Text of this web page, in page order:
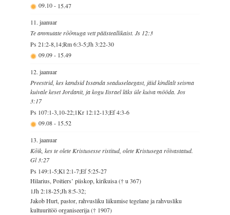
09.10- 15.47
11. jaanuar
Te ammutate rõõmuga vett päästeallikaist. Js 12:3
Ps 21:2-8,14;Rm 6:3-5;Jh 3:22-30
09.09- 15.49
12. jaanuar
Preestrid, kes kandsid Issanda seaduselaegast, jäid kindlalt seisma
kuivale keset Jordanit, ja kogu Iisrael läks üle kuiva mööda. Jos
3:17
Ps 107:1-3,10-22;1Kr 12:12-13;Ef 4:3-6
09.08- 15.52
13. jaanuar
Kõik, kes te olete Kristusesse ristitud, olete Kristusega rõivastatud.
Gl 3:27
Ps 149:1-5;Kl 2:1-7;Ef 5:25-27
Hilarius, Poitiers’ piiskop, kirikuisa († u 367)
1Jh 2:18-25;Jh 8:5-32;
Jakob Hurt, pastor, rahvusliku liikumise tegelane ja rahvusliku
kultuuritöö organiseerija († 1907)